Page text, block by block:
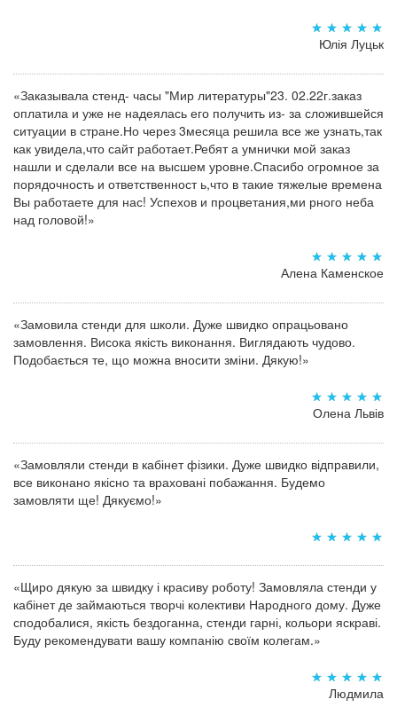
Юлія Луцьк
«Заказывала стенд- часы "Мир литературы"23. 02.22г.заказ
оплатила и уже не надеялась его получить из- за сложившейся
ситуации в стране.Но через 3месяца решила все же узнать,так
как увидела,что сайт работает.Ребят а умнички мой заказ
нашли и сделали все на высшем уровне.Спасибо огромное за
порядочность и ответственност ь,что в такие тяжелые времена
Вы работаете для нас! Успехов и процветания,ми рного неба
над головой!»
Алена Каменское
«Замовила стенди для школи. Дуже швидко опрацьовано
замовлення. Висока якість виконання. Виглядають чудово.
Подобається те, що можна вносити зміни. Дякую!»
Олена Львів
«Замовляли стенди в кабінет фізики. Дуже швидко відправили,
все виконано якісно та враховані побажання. Будемо
замовляти ще! Дякуємо!»
«Щиро дякую за швидку і красиву роботу! Замовляла стенди у
кабінет де займаються творчі колективи Народного дому. Дуже
сподобалися, якість бездоганна, стенди гарні, кольори яскраві.
Буду рекомендувати вашу компанію своїм колегам.»
Людмила